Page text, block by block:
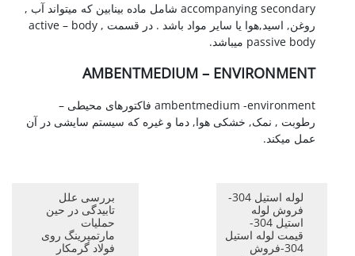
accompanying secondary شامل ماده بینابین که میتواند آب ,
روغن, اسید,هوا یا سایر مواد باشد . در قسمت active – body ,
passive body میباشد.
AMBENTMEDIUM – ENVIRONMENT
ambentmedium -environment فاکتورهای محیطی –
رطوبت , نمک, خشکی هوا, دما و غیره که سیستم سایشی در آن
عمل میکند.
بررسی علل
تابیدگی در حین
حملیات
مارتمپرینگ روی
فولاد گرمکار
لوله استیل 304-
فروش لوله
استیل 304-
قیمت لوله استیل
304-فروش